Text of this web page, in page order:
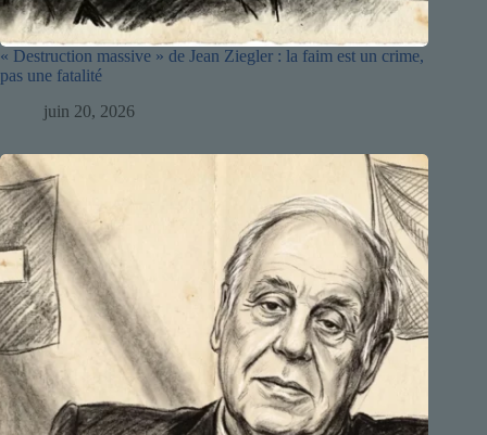
« Destruction massive » de Jean Ziegler : la faim est un crime,
pas une fatalité
juin 20, 2026